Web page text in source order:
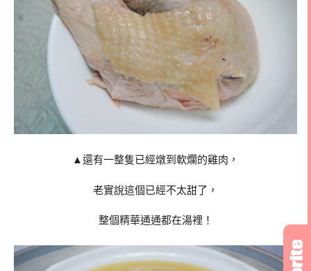
▲還有一整隻已經燉到軟爛的雞肉，
老實說這個已經不太甜了，
整個精華通通都在湯裡！